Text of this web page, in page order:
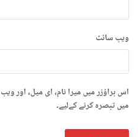
ویب‌ سائٹ
اس براؤزر میں میرا نام، ای میل، اور
میں تبصرہ کرنے کےلیے۔